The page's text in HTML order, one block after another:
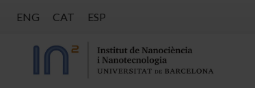
ENG CAT ESP